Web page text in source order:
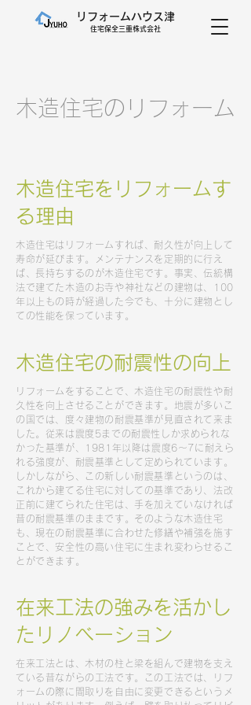
リフォームハウス津
​住宅保全三重株式会社
木造住宅のリフォーム
木造住宅をリフォームす
る理由
木造住宅はリフォームすれば、耐久性が向上して
寿命が延びます。メンテナンスを定期的に行え
ば、長持ちするのが木造住宅です。事実、伝統構
法で建てた木造のお寺や神社などの建物は、100
年以上もの時が経過した今でも、十分に建物とし
ての性能を保っています。
木造住宅の耐震性の向上
リフォームをすることで、木造住宅の耐震性や耐
久性を向上させることができます。地震が多いこ
の国では、度々建物の耐震基準が見直されて来ま
した。従来は震度5までの耐震性しか求められな
かった基準が、1981年以降は震度6～7に耐えら
れる強度が、耐震基準として定められています。
しかしながら、この新しい耐震基準というのは、
これから建てる住宅に対しての基準であり、法改
正前に建てられた住宅は、手を加えていなければ
昔の耐震基準のままです。そのような木造住宅
も、現在の耐震基準に合わせた修繕や補強を施す
ことで、安全性の高い住宅に生まれ変わらせるこ
とができます。
在来工法の強みを活かし
たリノベーション
在来工法とは、木材の柱と梁を組んで建物を支え
ている昔ながらの工法です。この工法では、リフ
ォームの際に間取りを自由に変更できるというメ